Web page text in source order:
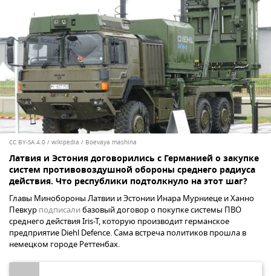
CC BY-SA 4.0 / wikipedia / Boevaya mashina
Латвия и Эстония договорились с Германией о закупке
систем противовоздушной обороны среднего радиуса
действия. Что республики подтолкнуло на этот шаг?
Главы Минобороны Латвии и Эстонии Инара Мурниеце и Ханно
Певкур подписалибазовый договор о покупке системы ПВО
среднего действия Iris-T, которую производит германское
предприятие Diehl Defence. Сама встреча политиков прошла в
немецком городе Реттенбах.